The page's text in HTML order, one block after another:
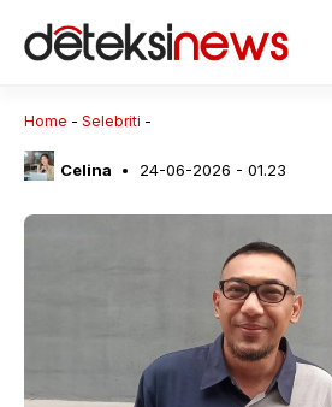
Home - Selebriti -
Celina 24-06-2026 - 01.23